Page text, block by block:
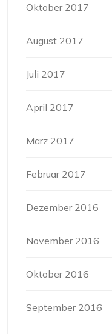
Oktober 2017
August 2017
Juli 2017
April 2017
März 2017
Februar 2017
Dezember 2016
November 2016
Oktober 2016
September 2016